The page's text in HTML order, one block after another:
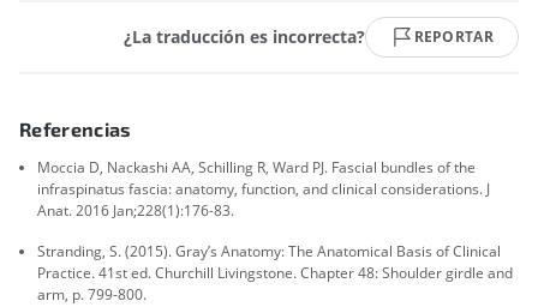
¿La traducción es incorrecta? REPORTAR
Referencias
Moccia D, Nackashi AA, Schilling R, Ward PJ. Fascial bundles of the
infraspinatus fascia: anatomy, function, and clinical considerations. J
Anat. 2016 Jan;228(1):176-83.
Stranding, S. (2015). Gray’s Anatomy: The Anatomical Basis of Clinical
Practice. 41st ed. Churchill Livingstone. Chapter 48: Shoulder girdle and
arm, p. 799-800.